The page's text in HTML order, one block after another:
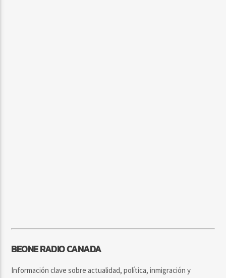
BEONE RADIO CANADA
Información clave sobre actualidad, política, inmigración y